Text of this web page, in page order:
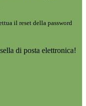
il reset della password
di posta elettronica!